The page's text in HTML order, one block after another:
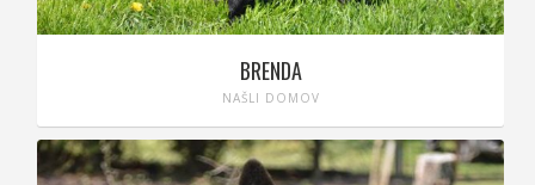
BRENDA
NAŠLI DOMOV